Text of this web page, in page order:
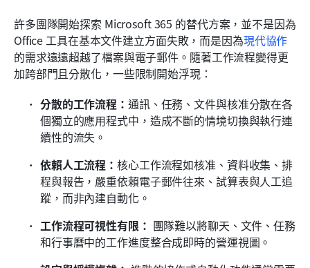
許多團隊開始探索 Microsoft 365 的替代方案，並不是因為
Office 工具在基本文件建立方面失敗，而是因為現代協作
的需求遠遠超越了檔案與電子郵件。隨著工作流程變得更
加跨部門且分散化，一些限制開始浮現：
分散的工作流程： 通訊、任務、文件與核准分散在各
個獨立的應用程式中，造成不斷的情境切換與執行連
續性的流失。
依賴人工流程：核心工作流程如核准、資料收集、排
程與報告，嚴重依賴電子郵件往來、試算表與人工追
蹤，而非內建自動化。
工作流程可視性有限： 團隊難以將聊天、文件、任務
和行事曆中的工作進度整合成即時的營運視圖。